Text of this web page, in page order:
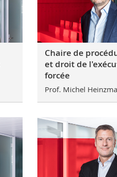
Chaire de
et droit de
forcée
Prof. Michel